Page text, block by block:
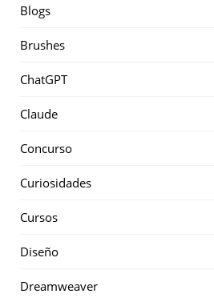
Blogs
Brushes
ChatGPT
Claude
Concurso
Curiosidades
Cursos
Diseño
Dreamweaver